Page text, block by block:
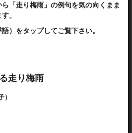
「走り梅雨」の例句を気の向くまま
。
）をタップしてご覧下さい。
走り梅雨
）